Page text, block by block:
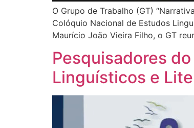
O Grupo de Trabalho (GT)
Colóquio Nacional de Estudos
Maurício João Vieira Filho, o GT
Pesquisadores
Linguísticos e